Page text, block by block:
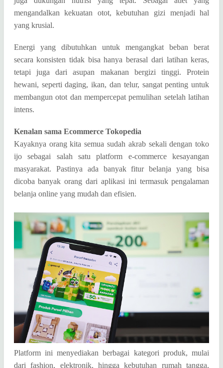
mengandalkan kekuatan otot, kebutuhan gizi menjadi hal
yang krusial.
Energi yang dibutuhkan untuk mengangkat beban berat
secara konsisten tidak bisa hanya berasal dari latihan keras,
tetapi juga dari asupan makanan bergizi tinggi. Protein
hewani, seperti daging, ikan, dan telur, sangat penting untuk
membangun otot dan mempercepat pemulihan setelah latihan
intens.
Kenalan sama Ecommerce Tokopedia
Kayaknya orang kita semua sudah akrab sekali dengan toko
ijo sebagai salah satu platform e-commerce kesayangan
masyarakat. Pastinya ada banyak fitur belanja yang bisa
dicoba banyak orang dari aplikasi ini termasuk pengalaman
belanja online yang mudah dan efisien.
Platform ini menyediakan berbagai kategori produk, mulai
dari fashion, elektronik, hingga kebutuhan rumah tangga,